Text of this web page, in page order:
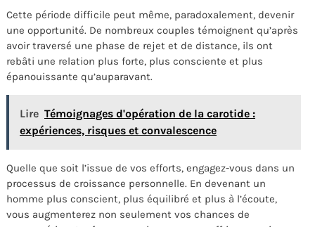
Cette période difficile peut même, paradoxalement, devenir
une opportunité. De nombreux couples témoignent qu’après
avoir traversé une phase de rejet et de distance, ils ont
rebâti une relation plus forte, plus consciente et plus
épanouissante qu’auparavant.
Lire Témoignages d'opération de la carotide :
expériences, risques et convalescence
Quelle que soit l’issue de vos efforts, engagez-vous dans un
processus de croissance personnelle. En devenant un
homme plus conscient, plus équilibré et plus à l’écoute,
vous augmenterez non seulement vos chances de